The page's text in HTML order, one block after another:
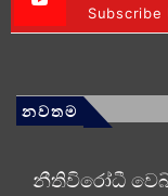
Subscribe
නවතම
නීතිවිරෝධී වෙබ්